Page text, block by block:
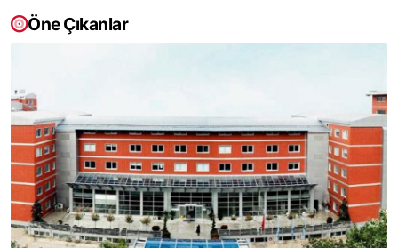
Öne Çıkanlar